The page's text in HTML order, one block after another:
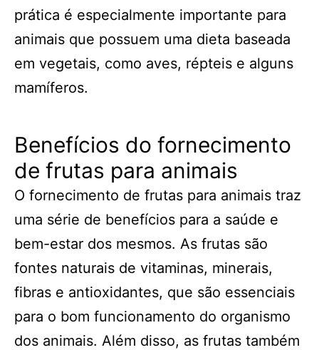
prática é especialmente importante para
animais que possuem uma dieta baseada
em vegetais, como aves, répteis e alguns
mamíferos.
Benefícios do fornecimento
de frutas para animais
O fornecimento de frutas para animais traz
uma série de benefícios para a saúde e
bem-estar dos mesmos. As frutas são
fontes naturais de vitaminas, minerais,
fibras e antioxidantes, que são essenciais
para o bom funcionamento do organismo
dos animais. Além disso, as frutas também